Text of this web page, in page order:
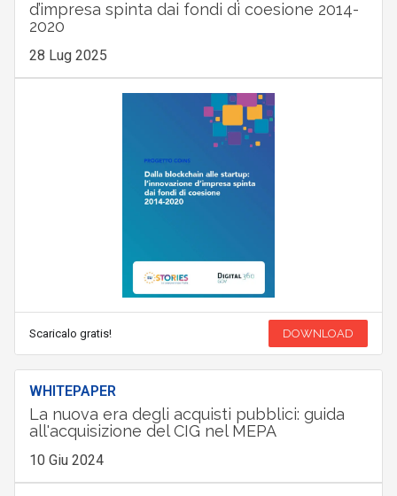
d’impresa spinta dai fondi di coesione 2014-
2020
28 Lug 2025
Scaricalo gratis! DOWNLOAD
WHITEPAPER
La nuova era degli acquisti pubblici: guida
all'acquisizione del CIG nel MEPA
10 Giu 2024